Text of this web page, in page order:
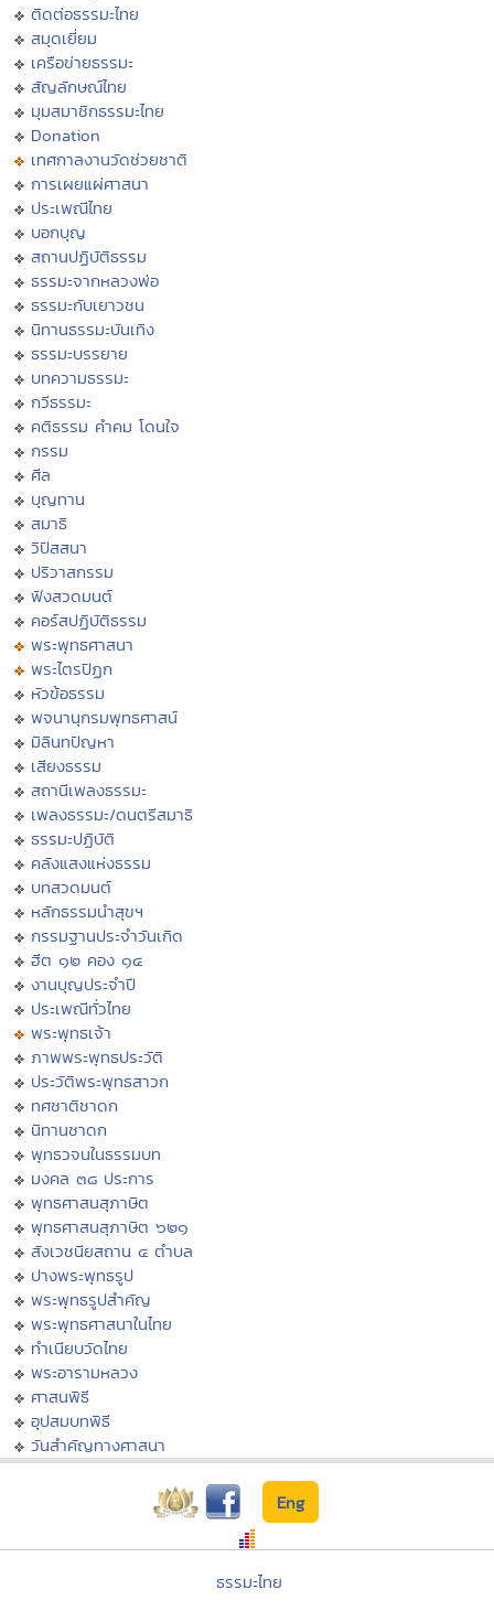
ติดต่อธรรมะไทย
สมุดเยี่ยม
เครือข่ายธรรมะ
สัญลักษณ์ไทย
มุมสมาชิกธรรมะไทย
Donation
เทศกาลงานวัดช่วยชาติ
การเผยแผ่ศาสนา
ประเพณีไทย
บอกบุญ
สถานปฏิบัติธรรม
ธรรมะจากหลวงพ่อ
ธรรมะกับเยาวชน
นิทานธรรมะบันเทิง
ธรรมะบรรยาย
บทความธรรมะ
กวีธรรมะ
คติธรรม คำคม โดนใจ
กรรม
ศีล
บุญทาน
สมาธิ
วิปัสสนา
ปริวาสกรรม
ฟังสวดมนต์
คอร์สปฏิบัติธรรม
พระพุทธศาสนา
พระไตรปิฏก
หัวข้อธรรม
พจนานุกรมพุทธศาสน์
มิลินทปัญหา
เสียงธรรม
สถานีเพลงธรรมะ
เพลงธรรมะ/ดนตรีสมาธิ
ธรรมะปฏิบัติ
คลังแสงแห่งธรรม
บทสวดมนต์
หลักธรรมนำสุขฯ
กรรมฐานประจำวันเกิด
ฮีต ๑๒ คอง ๑๔
งานบุญประจำปี
ประเพณีทั่วไทย
พระพุทธเจ้า
ภาพพระพุทธประวัติ
ประวัติพระพุทธสาวก
ทศชาติชาดก
นิทานชาดก
พุทธวจนในธรรมบท
มงคล ๓๘ ประการ
พุทธศาสนสุภาษิต
พุทธศาสนสุภาษิต ๖๒๑
สังเวชนียสถาน ๔ ตำบล
ปางพระพุทธรูป
พระพุทธรูปสำคัญ
พระพุทธศาสนาในไทย
ทำเนียบวัดไทย
พระอารามหลวง
ศาสนพิธี
อุปสมบทพิธี
วันสำคัญทางศาสนา
Eng
ธรรมะไทย